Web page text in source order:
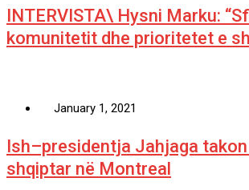
INTERVISTA\ Hysni Marku:
komunitetit dhe prioritetet e
January 1, 2021
Ish–presidentja Jahjaga
shqiptar në Montreal